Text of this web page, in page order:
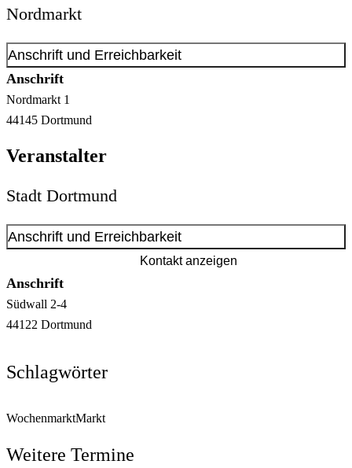
Nordmarkt
Anschrift und Erreichbarkeit
Anschrift
Nordmarkt 1
44145 Dortmund
Veranstalter
Stadt Dortmund
Anschrift und Erreichbarkeit
Kontakt anzeigen
Anschrift
Südwall 2-4
44122 Dortmund
Schlagwörter
WochenmarktMarkt
Weitere Termine